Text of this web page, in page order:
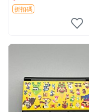
折扣碼